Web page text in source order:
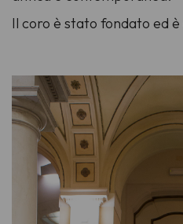
Il coro è stato fondato ed